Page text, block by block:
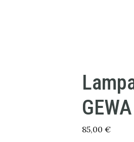
85,00 €